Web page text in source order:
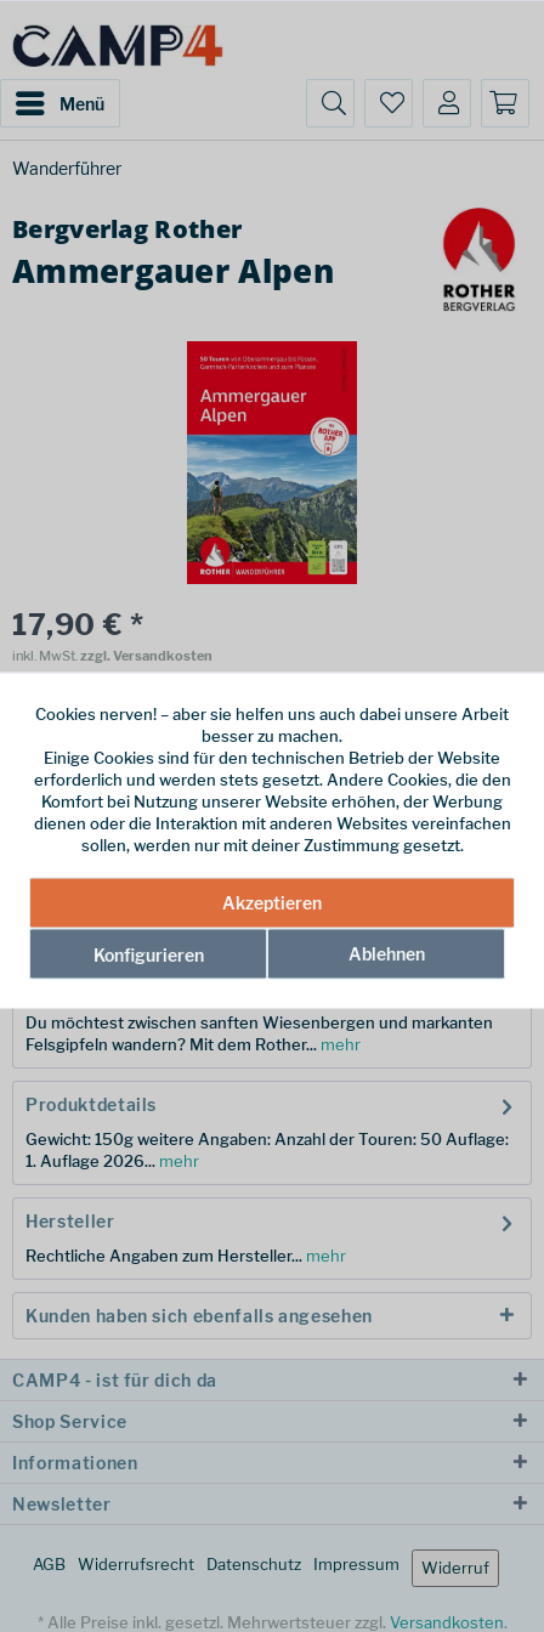
Menü
Wanderführer
Bergverlag Rother
Ammergauer Alpen
17,90 € *
inkl. MwSt.zzgl. Versandkosten
vorrätig | Lieferzeit 1-3 Werktage
In denWarenkorb
Merken
9783763315284
Du möchtest zwischen sanften Wiesenbergen und markanten
Felsgipfeln wandern? Mit dem Rother... mehr
Produktdetails
Gewicht: 150g weitere Angaben: Anzahl der Touren: 50 Auflage:
1. Auflage 2026... mehr
Hersteller
Rechtliche Angaben zum Hersteller... mehr
Kunden haben sich ebenfalls angesehen
CAMP4 - ist für dich da
Shop Service
Informationen
Newsletter
AGB Widerrufsrecht Datenschutz Impressum Widerruf
* Alle Preise inkl. gesetzl. Mehrwertsteuer zzgl. Versandkosten.
Cookies nerven! – aber sie helfen uns auch dabei unsere Arbeit
besser zu machen.
Einige Cookies sind für den technischen Betrieb der Website
erforderlich und werden stets gesetzt. Andere Cookies, die den
Komfort bei Nutzung unserer Website erhöhen, der Werbung
dienen oder die Interaktion mit anderen Websites vereinfachen
sollen, werden nur mit deiner Zustimmung gesetzt.
Akzeptieren
Konfigurieren Ablehnen